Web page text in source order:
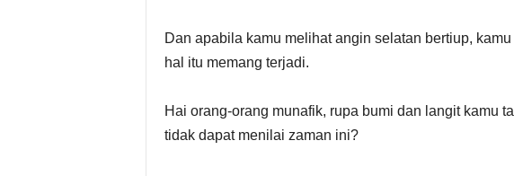
Dan apabila kamu melihat angin selatan bertiup,
hal itu memang terjadi.
Hai orang-orang munafik, rupa bumi dan langit kamu
tidak dapat menilai zaman ini?